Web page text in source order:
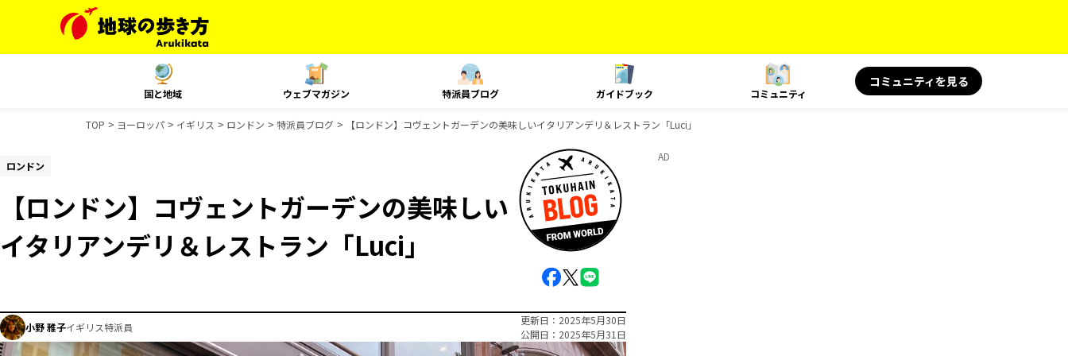
国と地域 ウェブマガジン 特派員ブログ ガイドブック コミュニティ
コミュニティを見る
TOP ヨーロッパ イギリス ロンドン 特派員ブログ 【ロンドン】コヴェントガーデンの美味しいイタリアンデリ＆レストラン「Luci」
ロンドン
【ロンドン】コヴェントガーデンの美味しい
イタリアンデリ＆レストラン「Luci」
小野 雅子イギリス特派員
更新日
2025年5月30日
公開日
2025年5月31日
AD